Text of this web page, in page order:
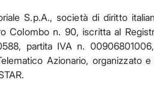
S.p.A., società di diritto
Colombo n. 90, iscritta al
partita IVA n.
Azionario, organizzato